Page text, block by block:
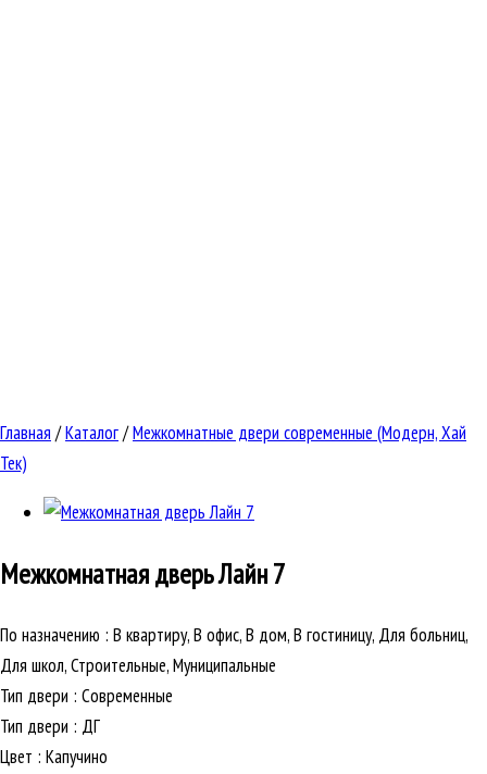
Главная /Каталог/Межкомнатные двери современные (Модерн, Хай
Тек)
Межкомнатная дверьЛайн 7
По назначению : В квартиру, В офис, В дом, В гостиницу, Для больниц,
Для школ, Строительные, Муниципальные
Тип двери : Современные
Тип двери : ДГ
Цвет : Капучино